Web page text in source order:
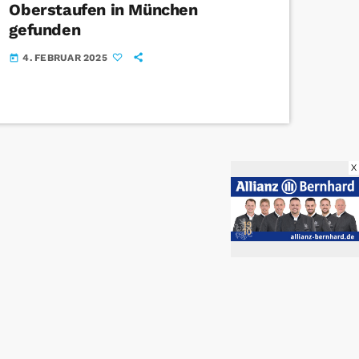
Oberstaufen in München
gefunden
today 4. FEBRUAR 2025
X